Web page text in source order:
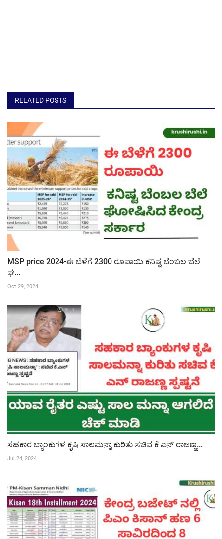
RELATED POSTS
MSP price 2024-ಈ ಬೆಳೆಗೆ 2300 ರೂಪಾಯಿ ಕನಿಷ್ಟ ಬೆಂಬಲ ಬೆಲೆ
ಘ...
Oct 29, 2024
ಸಹಕಾರ ಬ್ಯಾಂಕುಗಳ ಕೃಷಿ ಸಾಲಮನ್ನಾ ಕುರಿತು ಸಚಿವ ಕೆ ಎನ್ ರಾಜಣ್ಣ...
Jul 24, 2024